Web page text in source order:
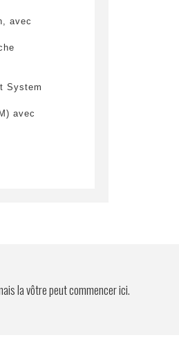
avec
System
avec
la vôtre peut commencer ici.